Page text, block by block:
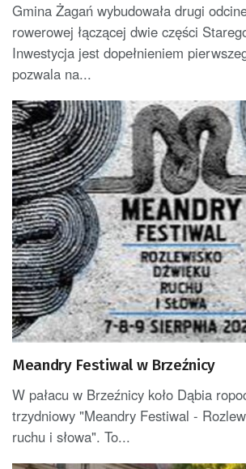
Gmina Żagań wybudowała drugi
rowerowej łączącej dwie części
Inwestycja jest dopełnieniem
pozwala na...
Meandry Festiwal w Brzeźnicy
W pałacu w Brzeźnicy koło Dąbia
trzydniowy "Meandry Festiwal -
ruchu i słowa". To...